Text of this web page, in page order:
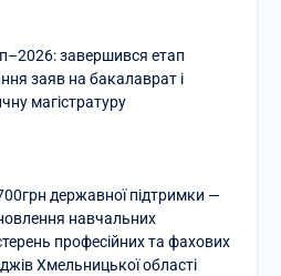
завершився етап
заяв на бакалаврат і
магістратуру
державної підтримки —
навчальних
професійних та фахових
Хмельницької області